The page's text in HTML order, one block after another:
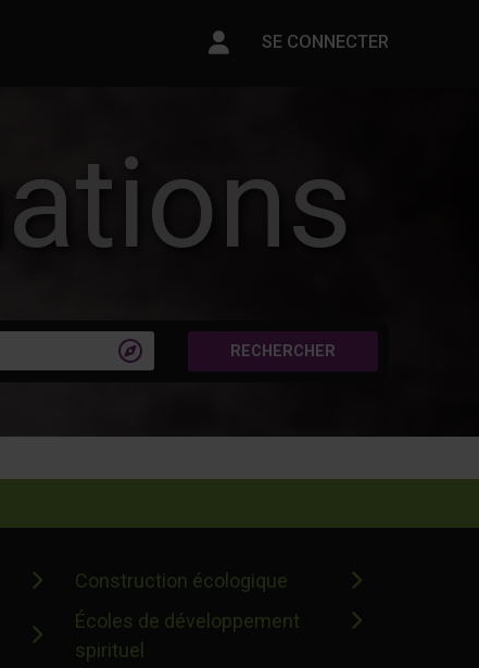
Paramètres du compte
SE CONNECTER
 RECHERCHER
Construction écologique
Écoles de développement
spirituel